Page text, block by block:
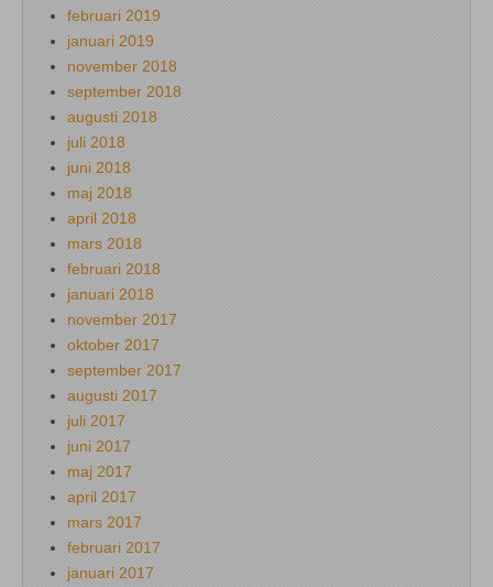
februari 2019
januari 2019
november 2018
september 2018
augusti 2018
juli 2018
juni 2018
maj 2018
april 2018
mars 2018
februari 2018
januari 2018
november 2017
oktober 2017
september 2017
augusti 2017
juli 2017
juni 2017
maj 2017
april 2017
mars 2017
februari 2017
januari 2017